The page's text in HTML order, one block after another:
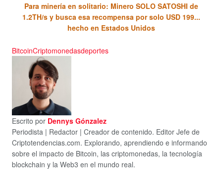
Para minería en solitario: Minero SOLO SATOSHI de
1.2TH/s y busca esa recompensa por solo USD 199...
hecho en Estados Unidos
BitcoinCriptomonedasdeportes
Escrito por Dennys Gónzalez
Periodista | Redactor | Creador de contenido. Editor Jefe de
Criptotendencias.com. Explorando, aprendiendo e informando
sobre el impacto de Bitcoin, las criptomonedas, la tecnología
blockchain y la Web3 en el mundo real.